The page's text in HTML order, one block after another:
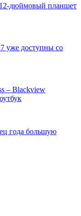
дюймовый планшет
уже доступны со
– Blackview
года большую